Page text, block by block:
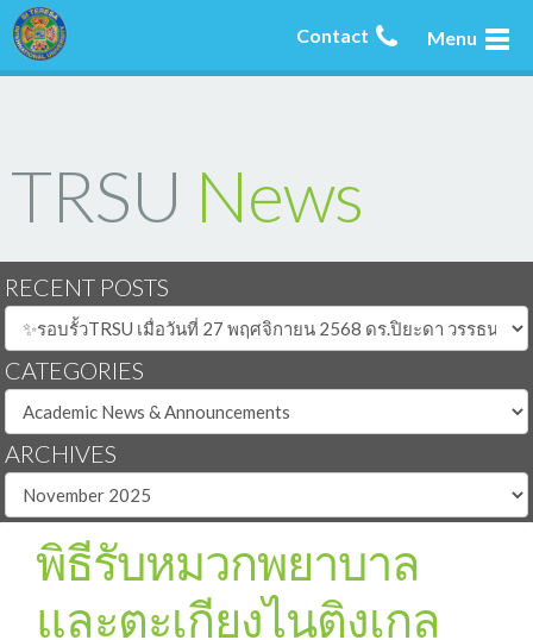
Menu
Contact
TRSU News
RECENT POSTS
CATEGORIES
ARCHIVES
พิธีรับหมวกพยาบาล
และตะเกียงไนติงเกล